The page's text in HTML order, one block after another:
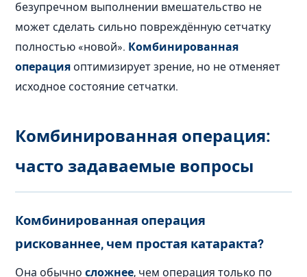
безупречном выполнении вмешательство не
может сделать сильно повреждённую сетчатку
полностью «новой». Комбинированная
операция оптимизирует зрение, но не отменяет
исходное состояние сетчатки.
Комбинированная операция:
часто задаваемые вопросы
Комбинированная операция
рискованнее, чем простая катаракта?
Она обычносложнее, чем операция только по